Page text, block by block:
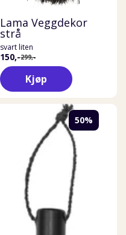
Lama Veggdekor
strå
svart liten
150,-299,-
Kjøp
50%